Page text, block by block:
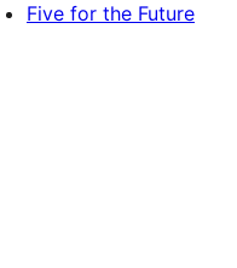
Five for the Future